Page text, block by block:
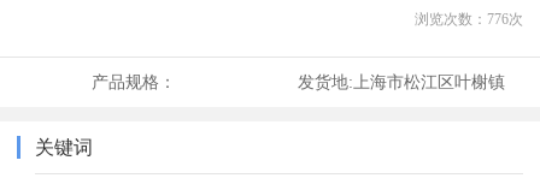
浏览次数： 776次
产品规格： 发货地: 上海市松江区叶榭镇
关键词